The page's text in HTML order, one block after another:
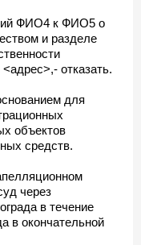
ФИО4 к ФИО5 о
и разделе
отказать.
для
объектов
средств.
через
в течение
в окончательной